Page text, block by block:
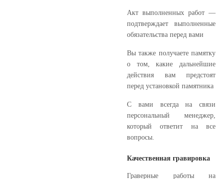
Акт выполненных работ —
подтверждает выполненные
обязательства перед вами
Вы также получаете памятку
о том, какие дальнейшие
действия вам предстоят
перед установкой памятника
С вами всегда на связи
персональный менеджер,
который ответит на все
вопросы.
Качественная гравировка
Граверные работы на